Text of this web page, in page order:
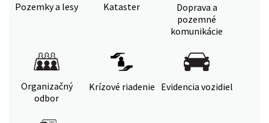
Pozemky a lesy Kataster
Doprava a
pozemné
komunikácie
Organizačný
odbor
Krízové riadenie Evidencia vozidiel